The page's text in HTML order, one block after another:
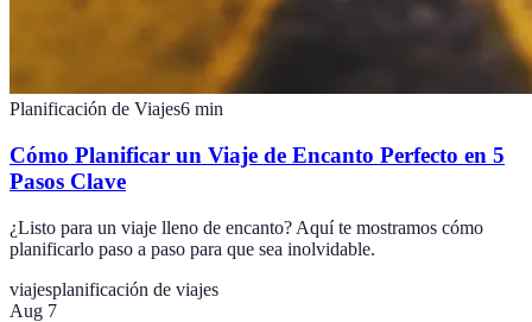
Planificación de Viajes6 min
Cómo Planificar un Viaje de Encanto Perfecto en 5
Pasos Clave
¿Listo para un viaje lleno de encanto? Aquí te mostramos cómo
planificarlo paso a paso para que sea inolvidable.
viajesplanificación de viajes
Aug 7